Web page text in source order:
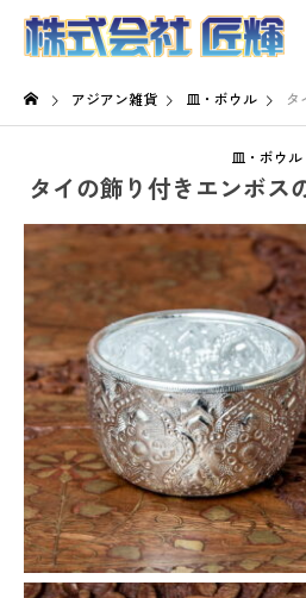
アジアン雑貨 皿・ボウル タ
皿・ボウル
タイの飾り付きエンボス